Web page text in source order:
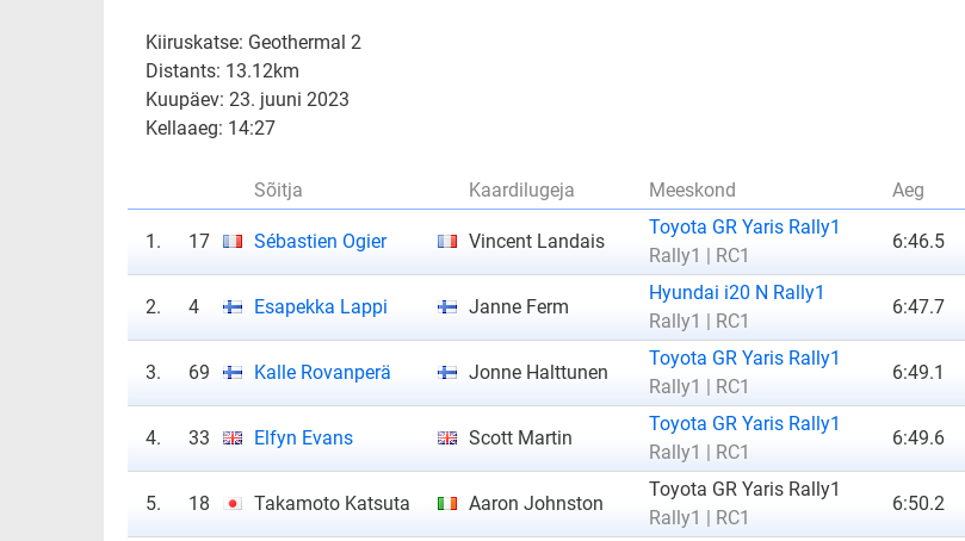
Kiiruskatse: Geothermal 2
Distants: 13.12km
Kuupäev: 23. juuni 2023
Kellaaeg: 14:27
Sõitja Kaardilugeja Meeskond Aeg
1. 17 Sébastien Ogier Vincent Landais
Toyota GR Yaris Rally1
Rally1 | RC1
6:46.5
2. 4 Esapekka Lappi Janne Ferm
Hyundai i20 N Rally1
Rally1 | RC1
6:47.7
3. 69 Kalle Rovanperä Jonne Halttunen
Toyota GR Yaris Rally1
Rally1 | RC1
6:49.1
4. 33 Elfyn Evans Scott Martin
Toyota GR Yaris Rally1
Rally1 | RC1
6:49.6
5. 18 Takamoto Katsuta Aaron Johnston
Toyota GR Yaris Rally1
Rally1 | RC1
6:50.2